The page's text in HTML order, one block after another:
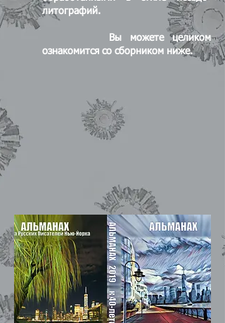
литографий.
Вы можете целиком
ознакомится со сборником ниже.